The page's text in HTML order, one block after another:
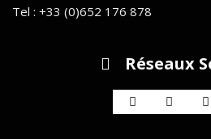
Tel : +33 (0)652 176 878
Réseaux